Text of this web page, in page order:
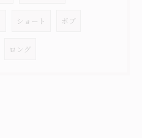
ショート ボブ
ロング